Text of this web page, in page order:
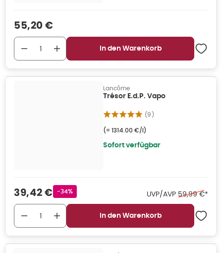
Verkaufspreis
55,20 €
In den Warenkorb
Lancôme
Trésor E.d.P. Vapo
(9)
(= 1314.00 €/l)
Sofort verfügbar
Verkaufspreis
39,42 € Rabattstempel
-34% UVP/AVP Ehemaliger
59,99 €*
In den Warenkorb